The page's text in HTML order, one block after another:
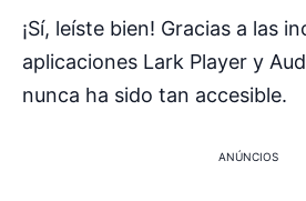
¡Sí, leíste bien! Gracias a las
aplicaciones Lark Player y
nunca ha sido tan accesible.
ANÚNCIOS